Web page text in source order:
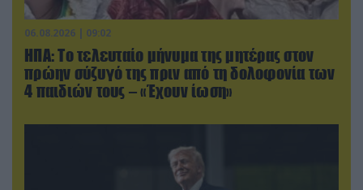
06.08.2026 | 09:02
ΗΠΑ: Το τελευταίο μήνυμα της μητέρας στον
πρώην σύζυγό της πριν από τη δολοφονία των
4 παιδιών τους – «Έχουν ίωση»